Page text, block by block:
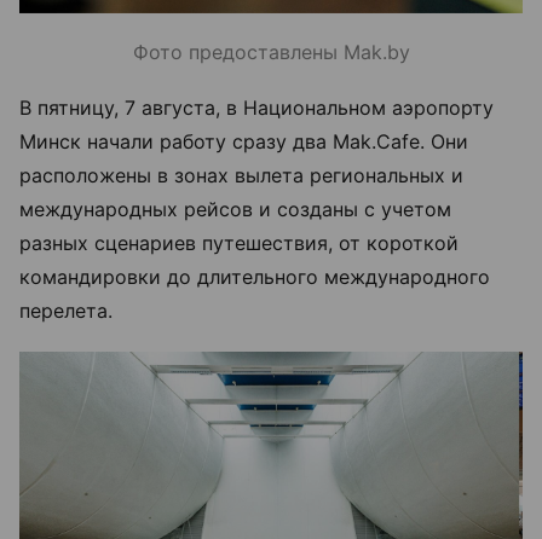
Фото предоставлены Mak.by
В пятницу, 7 августа, в Национальном аэропорту
Минск начали работу сразу два Mak.Cafe. Они
расположены в зонах вылета региональных и
международных рейсов и созданы с учетом
разных сценариев путешествия, от короткой
командировки до длительного международного
перелета.